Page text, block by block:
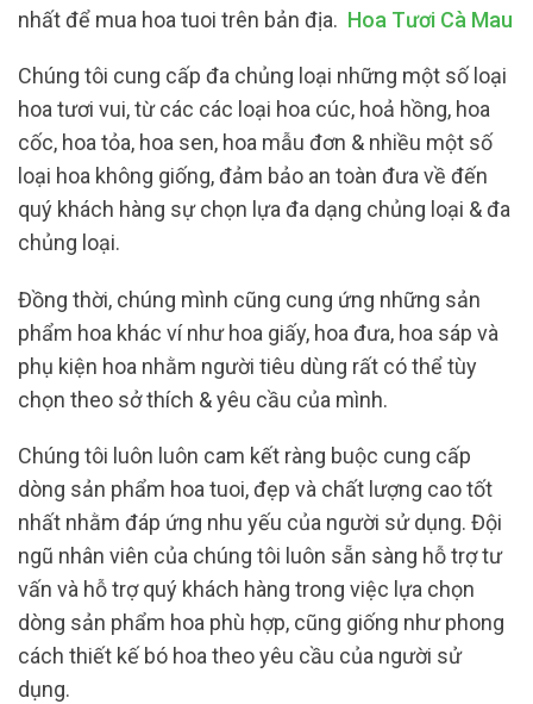
nhất để mua hoa tuoi trên bản địa. Hoa Tươi Cà Mau
Chúng tôi cung cấp đa chủng loại những một số loại
hoa tươi vui, từ các các loại hoa cúc, hoả hồng, hoa
cốc, hoa tỏa, hoa sen, hoa mẫu đơn & nhiều một số
loại hoa không giống, đảm bảo an toàn đưa về đến
quý khách hàng sự chọn lựa đa dạng chủng loại & đa
chủng loại.
Đồng thời, chúng mình cũng cung ứng những sản
phẩm hoa khác ví như hoa giấy, hoa đưa, hoa sáp và
phụ kiện hoa nhằm người tiêu dùng rất có thể tùy
chọn theo sở thích & yêu cầu của mình.
Chúng tôi luôn luôn cam kết ràng buộc cung cấp
dòng sản phẩm hoa tuoi, đẹp và chất lượng cao tốt
nhất nhằm đáp ứng nhu yếu của người sử dụng. Đội
ngũ nhân viên của chúng tôi luôn sẵn sàng hỗ trợ tư
vấn và hỗ trợ quý khách hàng trong việc lựa chọn
dòng sản phẩm hoa phù hợp, cũng giống như phong
cách thiết kế bó hoa theo yêu cầu của người sử
dụng.